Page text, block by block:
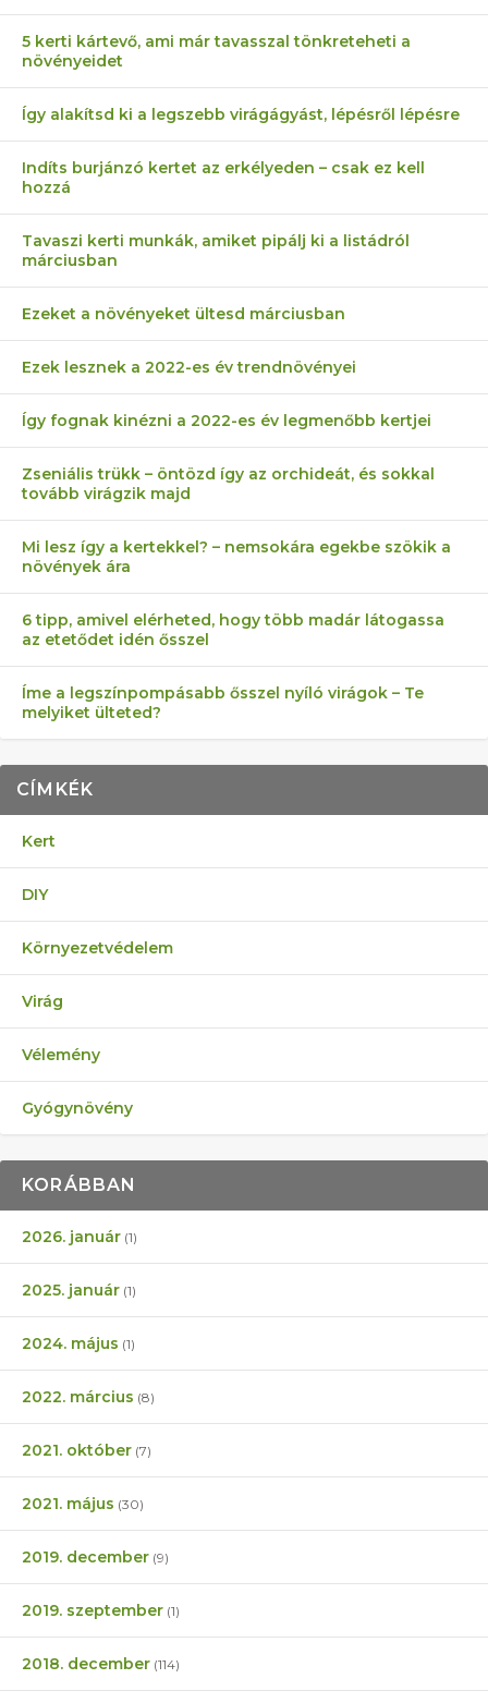
5 kerti kártevő, ami már tavasszal tönkreteheti a
növényeidet
Így alakítsd ki a legszebb virágágyást, lépésről lépésre
Indíts burjánzó kertet az erkélyeden – csak ez kell
hozzá
Tavaszi kerti munkák, amiket pipálj ki a listádról
márciusban
Ezeket a növényeket ültesd márciusban
Ezek lesznek a 2022-es év trendnövényei
Így fognak kinézni a 2022-es év legmenőbb kertjei
Zseniális trükk – öntözd így az orchideát, és sokkal
tovább virágzik majd
Mi lesz így a kertekkel? – nemsokára egekbe szökik a
növények ára
6 tipp, amivel elérheted, hogy több madár látogassa
az etetődet idén ősszel
Íme a legszínpompásabb ősszel nyíló virágok – Te
melyiket ülteted?
CÍMKÉK
Kert
DIY
Környezetvédelem
Virág
Vélemény
Gyógynövény
KORÁBBAN
2026. január (1)
2025. január (1)
2024. május (1)
2022. március (8)
2021. október (7)
2021. május (30)
2019. december (9)
2019. szeptember (1)
2018. december (114)